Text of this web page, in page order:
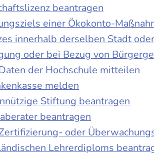
beantragen
einer Ökokonto-
innerhalb derselben Stadt
oder bei Bezug von
der Hochschule mitteilen
melden
Stiftung beantragen
beantragen
oder
Lehrerdiploms